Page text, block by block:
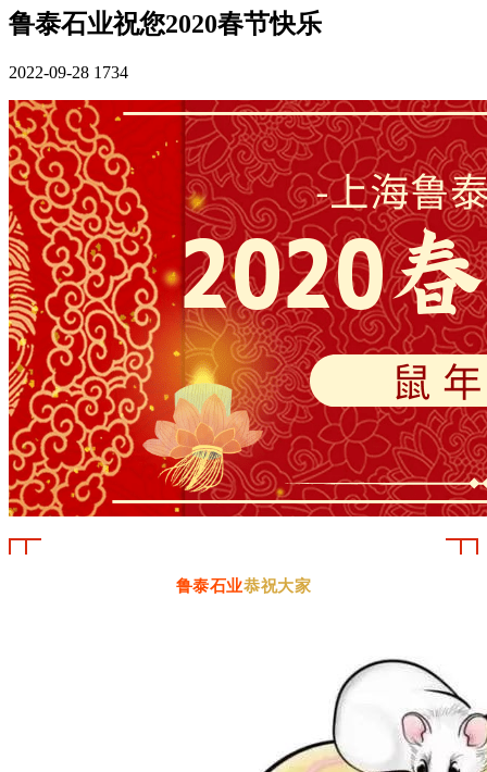
鲁泰石业祝您2020春节快乐
2022-09-28 1734
鲁泰石业恭祝大家